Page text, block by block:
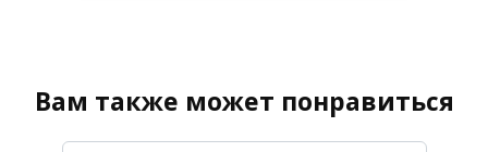
Вам также может понравиться